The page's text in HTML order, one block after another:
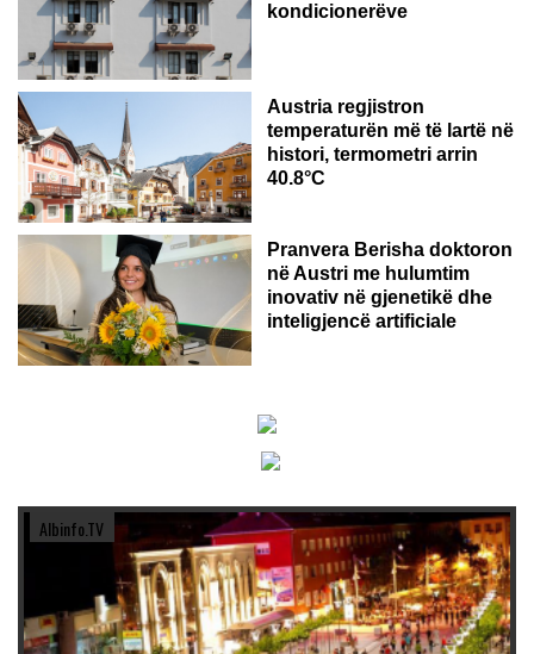
kondicionerëve
Austria regjistron
temperaturën më të lartë në
histori, termometri arrin
40.8°C
AUSTRI
Pranvera Berisha doktoron
në Austri me hulumtim
inovativ në gjenetikë dhe
inteligjencë artificiale
Albinfo.TV